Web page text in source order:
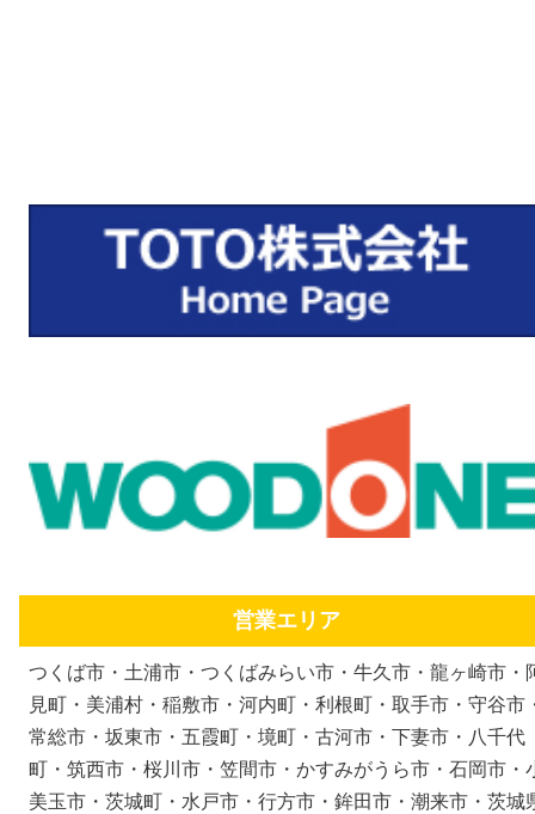
営業エリア
つくば市・土浦市・つくばみらい市・牛久市・龍ヶ崎市・
見町・美浦村・稲敷市・河内町・利根町・取手市・守谷市
常総市・坂東市・五霞町・境町・古河市・下妻市・八千代
町・筑西市・桜川市・笠間市・かすみがうら市・石岡市・
美玉市・茨城町・水戸市・行方市・鉾田市・潮来市・茨城